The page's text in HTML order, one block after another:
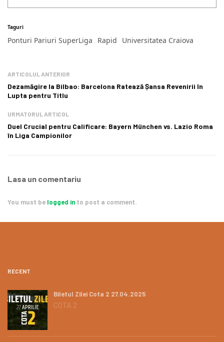
Taguri
Ponturi Pariuri SuperLiga Rapid Universitatea Craiova
ARTICOLUL ANTERIOR
Dezamăgire la Bilbao: Barcelona Ratează Șansa Revenirii în
Lupta pentru Titlu
URMATORUL ARTICOL
Duel Crucial pentru Calificare: Bayern München vs. Lazio Roma
în Liga Campionilor
Lasa un comentariu
You must be logged in to post a comment.
RECENT
Biletul Zilei Cota 2 27.04.2025
COTA 2